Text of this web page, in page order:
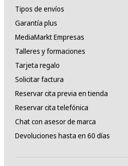
Tipos de envíos
Garantía plus
MediaMarkt Empresas
Talleres y formaciones
Tarjeta regalo
Solicitar factura
Reservar cita previa en tienda
Reservar cita telefónica
Chat con asesor de marca
Devoluciones hasta en 60 días